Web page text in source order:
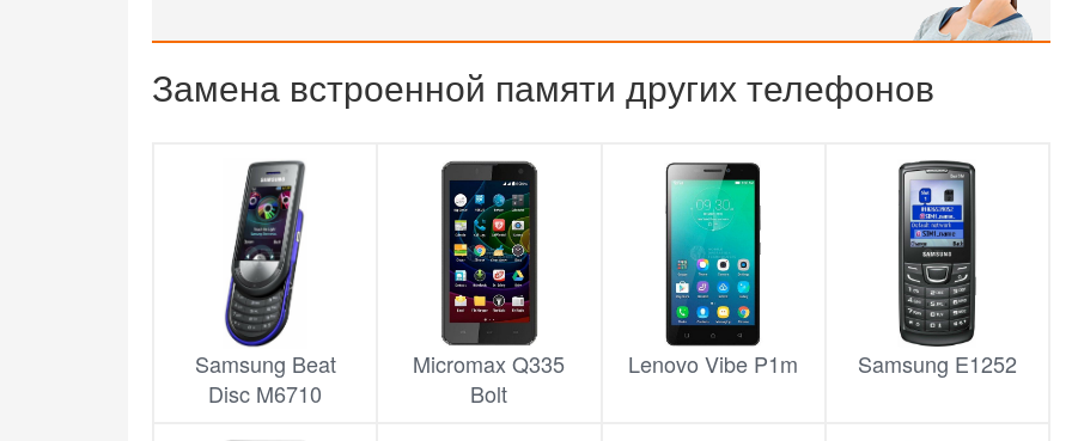
Замена встроенной памяти других телефонов
Samsung Beat
Disc M6710
Micromax Q335
Bolt
Lenovo Vibe P1m Samsung E1252